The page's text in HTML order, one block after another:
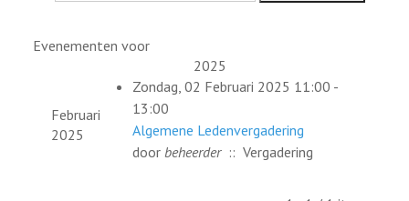
Evenementen voor
2025
Februari
2025
Zondag, 02 Februari 2025 11:00 -
13:00
Algemene Ledenvergadering
doorbeheerder:: Vergadering